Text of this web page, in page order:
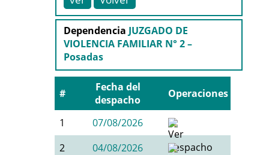
Dependencia JUZGADO DE
VIOLENCIA FAMILIAR N° 2 –
Posadas
#
Fecha del
despacho
Operaciones
1
07/08/2026
2
04/08/2026